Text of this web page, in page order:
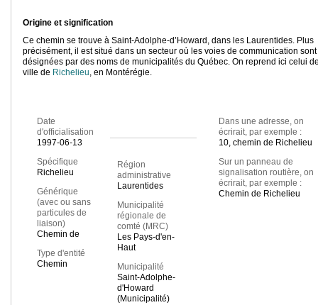
Origine et signification
Ce chemin se trouve à Saint-Adolphe-d’Howard, dans les Laurentides. Plus
précisément, il est situé dans un secteur où les voies de communication sont
désignées par des noms de municipalités du Québec. On reprend ici celui
ville de Richelieu, en Montérégie.
Date
d'officialisation
1997-06-13
Spécifique
Richelieu
Générique
(avec ou sans
particules de
liaison)
Chemin de
Type d'entité
Chemin
Région
administrative
Laurentides
Municipalité
régionale de
comté (MRC)
Les Pays-d'en-
Haut
Municipalité
Saint-Adolphe-
d'Howard
(Municipalité)
Dans une adresse, on
écrirait, par exemple :
10, chemin de Richelieu
Sur un panneau de
signalisation routière, on
écrirait, par exemple :
Chemin de Richelieu